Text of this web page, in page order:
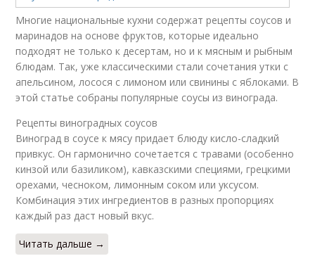
Многие национальные кухни содержат рецепты соусов и
маринадов на основе фруктов, которые идеально
подходят не только к десертам, но и к мясным и рыбным
блюдам. Так, уже классическими стали сочетания утки с
апельсином, лосося с лимоном или свинины с яблоками. В
этой статье собраны популярные соусы из винограда.
Рецепты виноградных соусов
Виноград в соусе к мясу придает блюду кисло-сладкий
привкус. Он гармонично сочетается с травами (особенно
кинзой или базиликом), кавказскими специями, грецкими
орехами, чесноком, лимонным соком или уксусом.
Комбинация этих ингредиентов в разных пропорциях
каждый раз даст новый вкус.
Читать дальше →